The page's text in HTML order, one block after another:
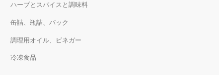
ハーブとスパイスと調味料
缶詰、瓶詰、パック
調理用オイル、ビネガー
冷凍食品